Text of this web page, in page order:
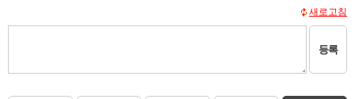
새로고침
등록